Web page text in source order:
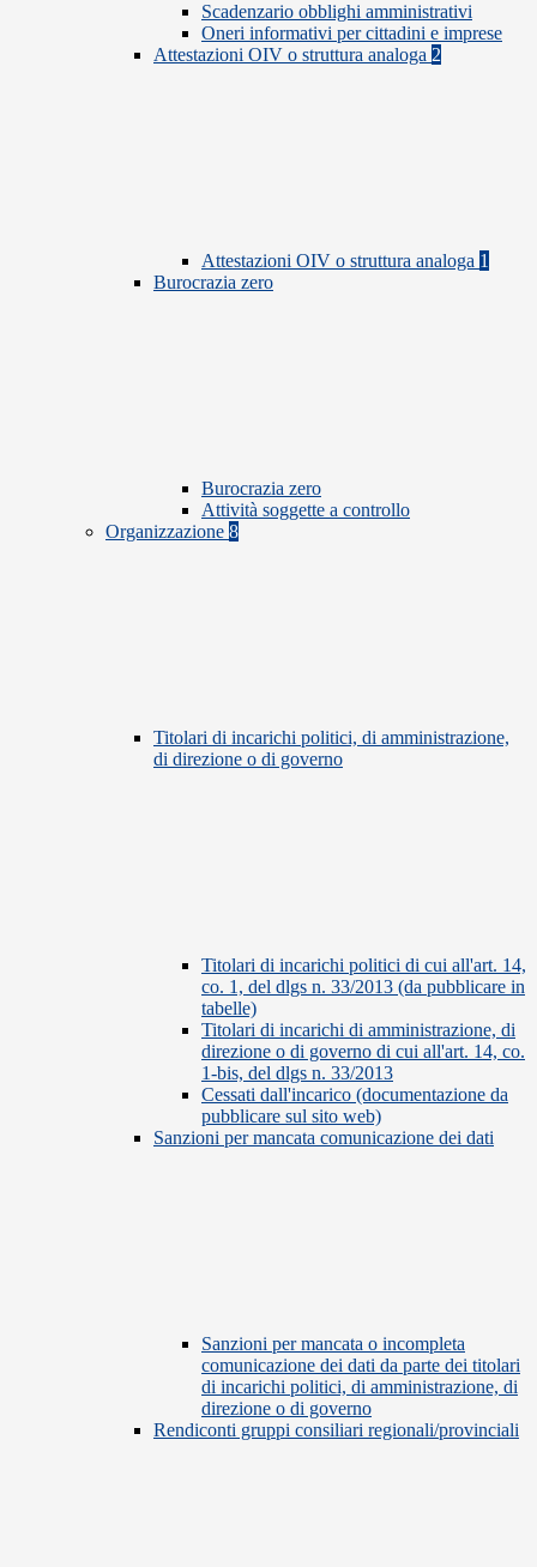
Scadenzario obblighi amministrativi
Oneri informativi per cittadini e imprese
Attestazioni OIV o struttura analoga 2
Attestazioni OIV o struttura analoga 1
Burocrazia zero
Burocrazia zero
Attività soggette a controllo
Organizzazione 8
Titolari di incarichi politici, di amministrazione,
di direzione o di governo
Titolari di incarichi politici di cui all'art. 14,
co. 1, del dlgs n. 33/2013 (da pubblicare in
tabelle)
Titolari di incarichi di amministrazione, di
direzione o di governo di cui all'art. 14, co.
1-bis, del dlgs n. 33/2013
Cessati dall'incarico (documentazione da
pubblicare sul sito web)
Sanzioni per mancata comunicazione dei dati
Sanzioni per mancata o incompleta
comunicazione dei dati da parte dei titolari
di incarichi politici, di amministrazione, di
direzione o di governo
Rendiconti gruppi consiliari regionali/provinciali